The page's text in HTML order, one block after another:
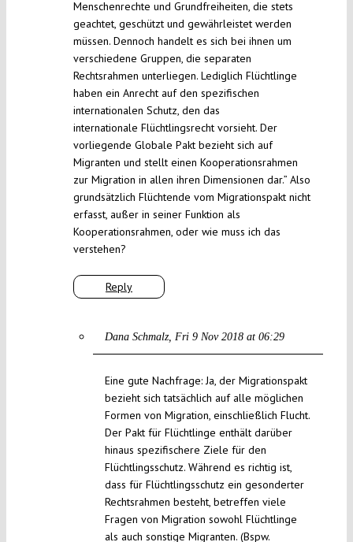
Reply
Menschenrechte und Grundfreiheiten, die stets
geachtet, geschützt und gewährleistet werden
müssen. Dennoch handelt es sich bei ihnen um
verschiedene Gruppen, die separaten
Rechtsrahmen unterliegen. Lediglich Flüchtlinge
haben ein Anrecht auf den spezifischen
internationalen Schutz, den das
internationale Flüchtlingsrecht vorsieht. Der
vorliegende Globale Pakt bezieht sich auf
Migranten und stellt einen Kooperationsrahmen
zur Migration in allen ihren Dimensionen dar.” Also
grundsätzlich Flüchtende vom Migrationspakt nicht
erfasst, außer in seiner Funktion als
Kooperationsrahmen, oder wie muss ich das
verstehen?
Dana Schmalz Fri 9 Nov 2018 at 06:29
Eine gute Nachfrage: Ja, der Migrationspakt
bezieht sich tatsächlich auf alle möglichen
Formen von Migration, einschließlich Flucht.
Der Pakt für Flüchtlinge enthält darüber
hinaus spezifischere Ziele für den
Flüchtlingsschutz. Während es richtig ist,
dass für Flüchtlingsschutz ein gesonderter
Rechtsrahmen besteht, betreffen viele
Fragen von Migration sowohl Flüchtlinge
als auch sonstige Migranten. (Bspw.